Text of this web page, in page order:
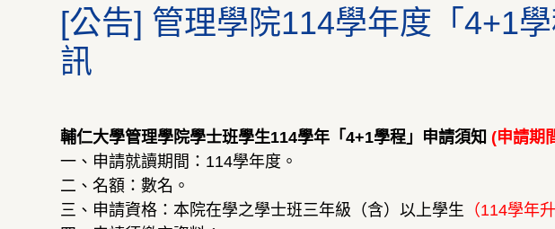
[公告] 管理學院114學年度「4+1
訊
輔仁大學管理學院學士班學生114學年「4+1學程」申請須知(申請期
一、申請就讀期間：114學年度。
二、名額：數名。
三、申請資格：本院在學之學士班三年級（含）以上學生 （114學年